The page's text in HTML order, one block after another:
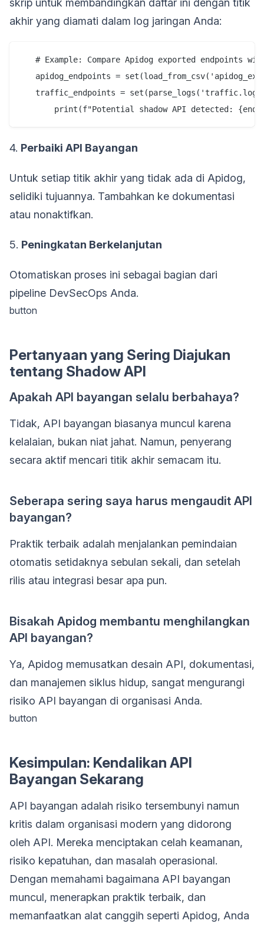
skrip untuk membandingkan daftar ini dengan titik
akhir yang diamati dalam log jaringan Anda:
# Example: Compare Apidog exported endpoints
apidog_endpoints =
traffic_endpoints =
4. Perbaiki API Bayangan
Untuk setiap titik akhir yang tidak ada di Apidog,
selidiki tujuannya. Tambahkan ke dokumentasi
atau nonaktifkan.
5. Peningkatan Berkelanjutan
Otomatiskan proses ini sebagai bagian dari
pipeline DevSecOps Anda.
button
Pertanyaan yang Sering Diajukan
tentang Shadow API
Apakah API bayangan selalu berbahaya?
Tidak, API bayangan biasanya muncul karena
kelalaian, bukan niat jahat. Namun, penyerang
secara aktif mencari titik akhir semacam itu.
Seberapa sering saya harus mengaudit API
bayangan?
Praktik terbaik adalah menjalankan pemindaian
otomatis setidaknya sebulan sekali, dan setelah
rilis atau integrasi besar apa pun.
Bisakah Apidog membantu menghilangkan
API bayangan?
Ya, Apidog memusatkan desain API, dokumentasi,
dan manajemen siklus hidup, sangat mengurangi
risiko API bayangan di organisasi Anda.
button
Kesimpulan: Kendalikan API
Bayangan Sekarang
API bayangan adalah risiko tersembunyi namun
kritis dalam organisasi modern yang didorong
oleh API. Mereka menciptakan celah keamanan,
risiko kepatuhan, dan masalah operasional.
Dengan memahami bagaimana API bayangan
muncul, menerapkan praktik terbaik, dan
memanfaatkan alat canggih seperti Apidog, Anda